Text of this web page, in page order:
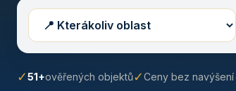
✓51+ověřených objektů✓Ceny bez navýšení